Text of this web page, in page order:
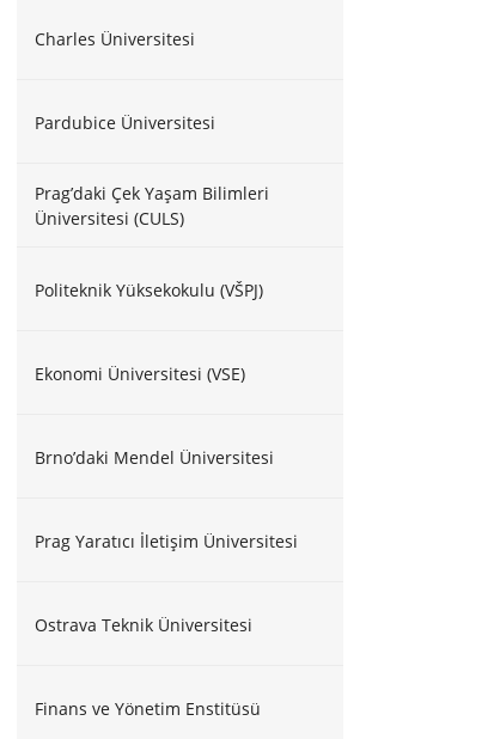
Charles Üniversitesi
Pardubice Üniversitesi
Prag’daki Çek Yaşam Bilimleri
Üniversitesi (CULS)
Politeknik Yüksekokulu (VŠPJ)
Ekonomi Üniversitesi (VSE)
Brno’daki Mendel Üniversitesi
Prag Yaratıcı İletişim Üniversitesi
Ostrava Teknik Üniversitesi
Finans ve Yönetim Enstitüsü